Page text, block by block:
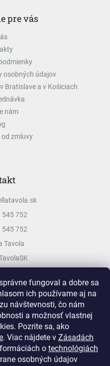
fungoval a dobre sa
ich používame aj na
návštevnosti, čo nám
a možnosť vlastnej
Pozrite sa, ako
. Viac nájdete v Zásadách
o technológiách
osobných údajov
pre vás
osobných údajov
Bratislave a v Košiciach
nám
od zmluvy
545 752
545 752
Tavola